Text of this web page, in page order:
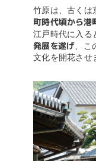
竹原は、古くは
町時代頃から港
江戸時代に入る
発展を遂げ 、
文化を開花させ